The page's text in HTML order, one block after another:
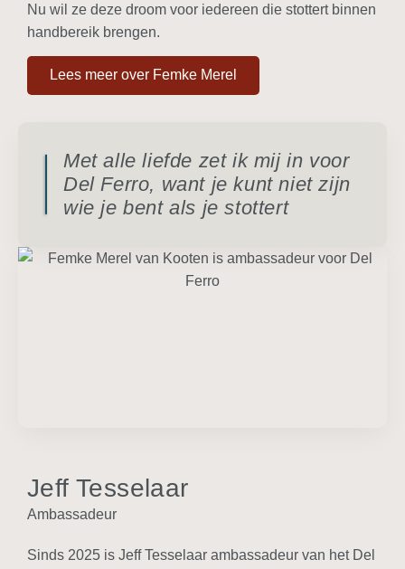
Nu wil ze deze droom voor iedereen die stottert binnen
handbereik brengen.
Lees meer over Femke Merel
Met alle liefde zet ik mij in voor
Del Ferro, want je kunt niet zijn
wie je bent als je stottert
Jeff Tesselaar
Ambassadeur
Sinds 2025 is Jeff Tesselaar ambassadeur van het Del